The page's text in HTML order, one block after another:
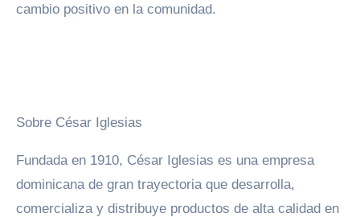
cambio positivo en la comunidad.
Sobre César Iglesias
Fundada en 1910, César Iglesias es una empresa
dominicana de gran trayectoria que desarrolla,
comercializa y distribuye productos de alta calidad en